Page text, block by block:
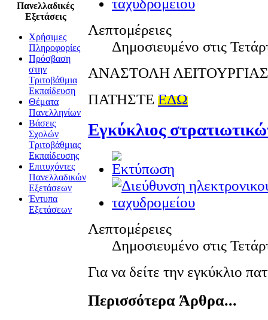
Πανελλαδικές
Εξετάσεις
Χρήσιμες
Πληροφορίες
Πρόσβαση
στην
Τριτοβάθμια
Εκπαίδευση
Θέματα
Πανελληνίων
Βάσεις
Σχολών
Τριτοβάθμιας
Εκπαίδευσης
Επιτυχόντες
Πανελλαδικών
Εξετάσεων
Έντυπα
Εξετάσεων
Λεπτομέρειες
Δημοσιευμένο στις
ΑΝΑΣΤΟΛΗ
ΠΑΤΗΣΤΕ EΔΩ
Εγκύκλιος
Λεπτομέρειες
Δημοσιευμένο στις
Για να δείτε την εγκύκλιο
Περισσότερα Άρθρα...